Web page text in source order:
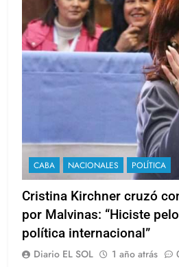
CABA NACIONALES POLÍTICA
Cristina Kirchner cruzó
por Malvinas: “Hiciste
política internacional”
Diario EL SOL 1 año atrás